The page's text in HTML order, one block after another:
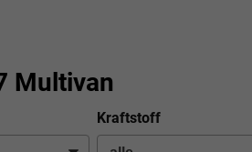
Multivan
Kraftstoff